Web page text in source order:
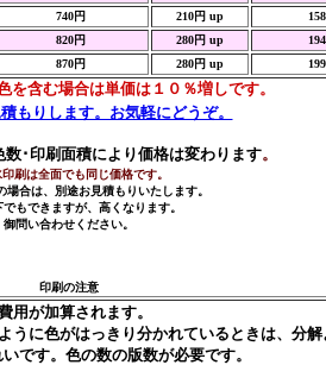
740円 210円 up
820円 280円 up
870円 280円 up
を含む場合は単価は１０％増しです。
もりします。お気軽にどうぞ。
･印刷面積により価格は変わります。
刷は全面でも同じ価格です。
場合は、別途お見積もりいたします。
でもできますが、高くなります。
御問い合わせください。
印刷の注意
用が加算されます。
うに色がはっきり分かれているときは、分
です。色の数の版数が必要です。